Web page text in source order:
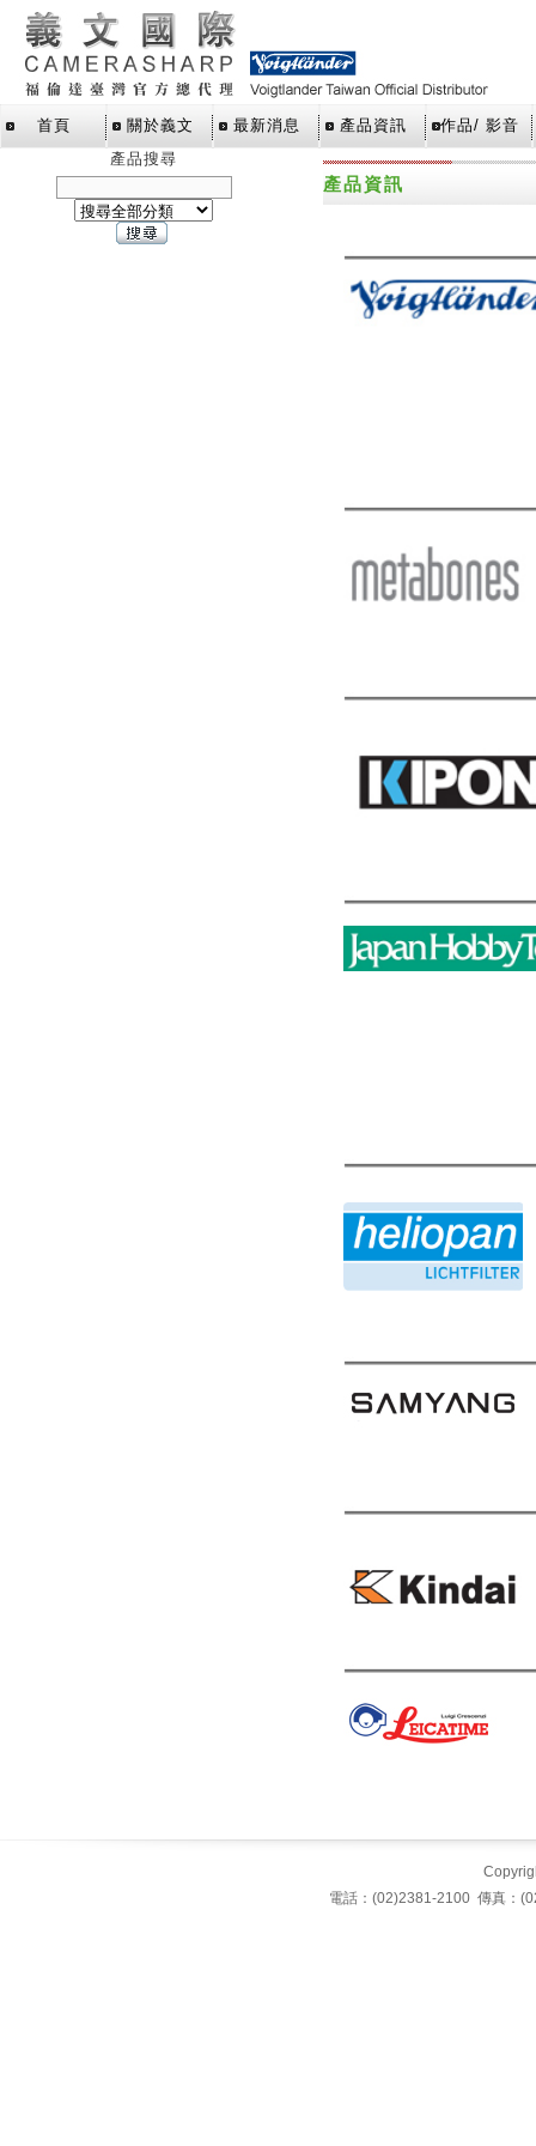
首頁 關於義文 最新消息 產品資訊
作品/ 影音
產品搜尋
產品資訊
電話：(02)2381-2100 傳真：